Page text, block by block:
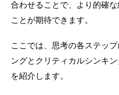
合わせることで、より的確
ことが期待できます。
ここでは、思考の各ステッ
ングとクリティカルシンキ
を紹介します。